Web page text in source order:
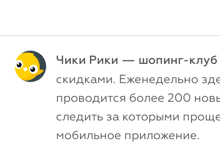
Чики Рики — шопинг-клуб
скидками. Еженедельно
проводится более 200
следить за которыми
мобильное приложение.